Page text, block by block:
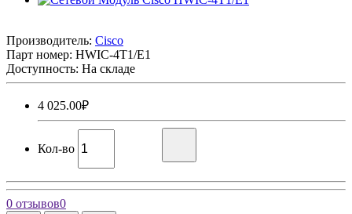
Производитель: Cisco
Парт номер: HWIC-4T1/E1
Доступность: На складе
4 025.00₽
Кол-во
0 отзывов0